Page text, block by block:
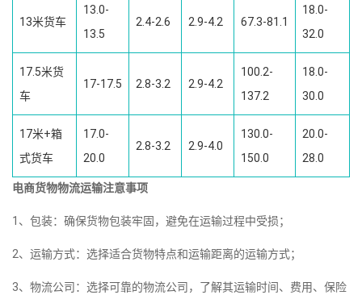
13米货车
13.0-
13.5
2.4-2.6 2.9-4.2 67.3-81.1
18.0-
32.0
17.5米货
车
17-17.5 2.8-3.2 2.9-4.2
100.2-
137.2
18.0-
30.0
17米+箱
式货车
17.0-
20.0
2.8-3.2 2.9-4.0
130.0-
150.0
20.0-
28.0
电商货物物流运输注意事项
1、包装：确保货物包装牢固，避免在运输过程中受损；
2、运输方式：选择适合货物特点和运输距离的运输方式；
3、物流公司：选择可靠的物流公司，了解其运输时间、费用、保险